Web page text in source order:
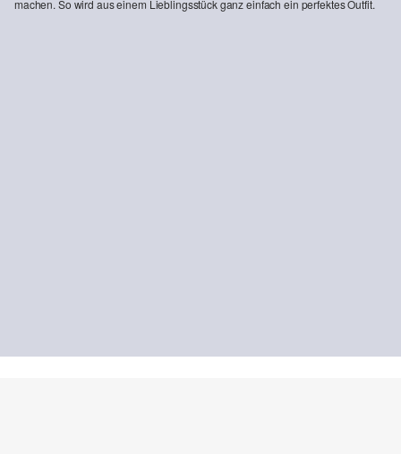
machen. So wird aus einem Lieblingsstück ganz einfach ein perfektes Outfit.